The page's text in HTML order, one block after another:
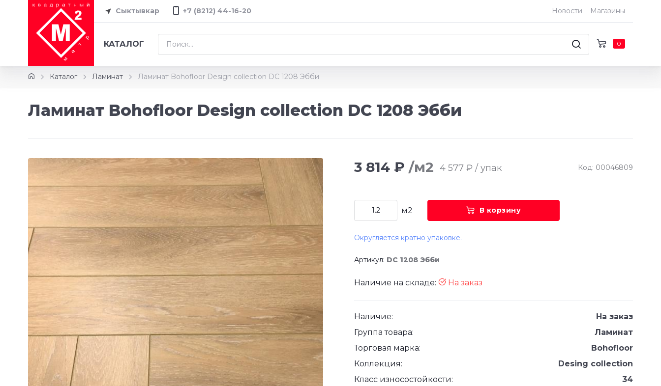
Сыктывкар +7 (8212) 44-16-20 Новости Магазины
КАТАЛОГ 0
Каталог Ламинат Ламинат Bohofloor Design collection DC 1208 Эбби
Ламинат Bohofloor Design collection DC 1208 Эбби
3 814 ₽ /м2 4 577 ₽ / упак Код: 00046809
м2 В корзину
Округляется кратно упаковке.
Артикул: DC 1208 Эбби
Наличие на складе: На заказ
Наличие:
На заказ
Группа товара:
Ламинат
Торговая марка:
Bohofloor
Коллекция:
Desing collection
Класс износостойкости:
34